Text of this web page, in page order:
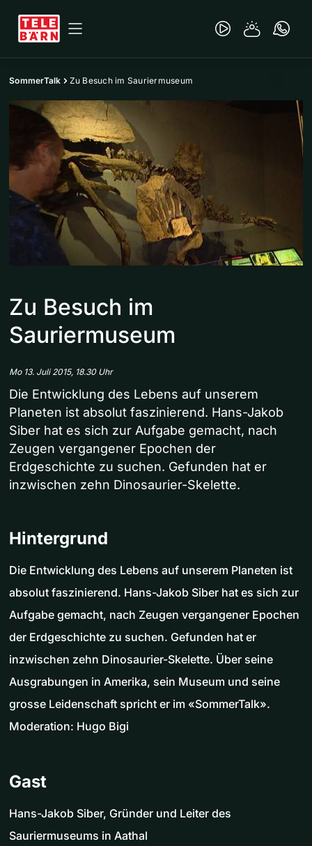
SommerTalk Zu Besuch im Sauriermuseum
Zu Besuch im
Sauriermuseum
Mo 13. Juli 2015, 18.30 Uhr
Die Entwicklung des Lebens auf unserem
Planeten ist absolut faszinierend. Hans-Jakob
Siber hat es sich zur Aufgabe gemacht, nach
Zeugen vergangener Epochen der
Erdgeschichte zu suchen. Gefunden hat er
inzwischen zehn Dinosaurier-Skelette.
Hintergrund
Die Entwicklung des Lebens auf unserem Planeten ist
absolut faszinierend. Hans-Jakob Siber hat es sich zur
Aufgabe gemacht, nach Zeugen vergangener Epochen
der Erdgeschichte zu suchen. Gefunden hat er
inzwischen zehn Dinosaurier-Skelette. Über seine
Ausgrabungen in Amerika, sein Museum und seine
grosse Leidenschaft spricht er im «SommerTalk».
Moderation: Hugo Bigi
Gast
Hans-Jakob Siber, Gründer und Leiter des
Sauriermuseums in Aathal